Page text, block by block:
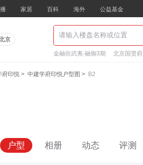
家居 百科 海外 公益基金
京
金融街武夷·融御3期 北京国贤府
府印悦 > 中建学府印悦户型图 > B2
户型 相册 动态 评测